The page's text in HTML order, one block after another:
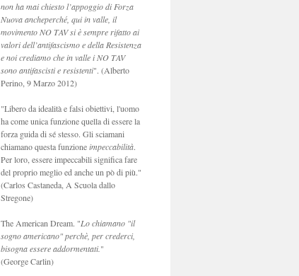
non ha mai chiesto l’appoggio di Forza
Nuova ancheperché, qui in valle, il
movimento NO TAV si è sempre rifatto ai
valori dell’antifascismo e della Resistenza
e noi crediamo che in valle i NO TAV
sono antifascisti e resistenti". (Alberto
Perino, 9 Marzo 2012)
"Libero da idealità e falsi obiettivi, l'uomo
ha come unica funzione quella di essere la
forza guida di sé stesso. Gli sciamani
chiamano questa funzioneimpeccabilità.
Per loro, essere impeccabili significa fare
del proprio meglio ed anche un pò di più."
(Carlos Castaneda, A Scuola dallo
Stregone)
The American Dream. "Lo chiamano "il
sogno americano" perchè, per crederci,
bisogna essere addormentati."
(George Carlin)